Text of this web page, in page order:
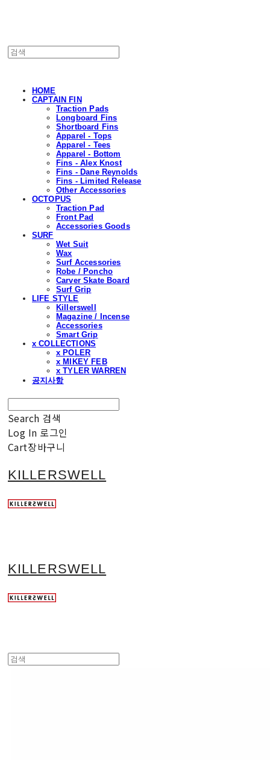
HOME
CAPTAIN FIN
Traction Pads
Longboard Fins
Shortboard Fins
Apparel - Tops
Apparel - Tees
Apparel - Bottom
Fins - Alex Knost
Fins - Dane Reynolds
Fins - Limited Release
Other Accessories
OCTOPUS
Traction Pad
Front Pad
Accessories Goods
SURF
Wet Suit
Wax
Surf Accessories
Robe / Poncho
Carver Skate Board
Surf Grip
LIFE STYLE
Killerswell
Magazine / Incense
Accessories
Smart Grip
x COLLECTIONS
x POLER
x MIKEY FEB
x TYLER WARREN
공지사항
Search 검색
Log In 로그인
Cart장바구니
KILLERSWELL
KILLERSWELL